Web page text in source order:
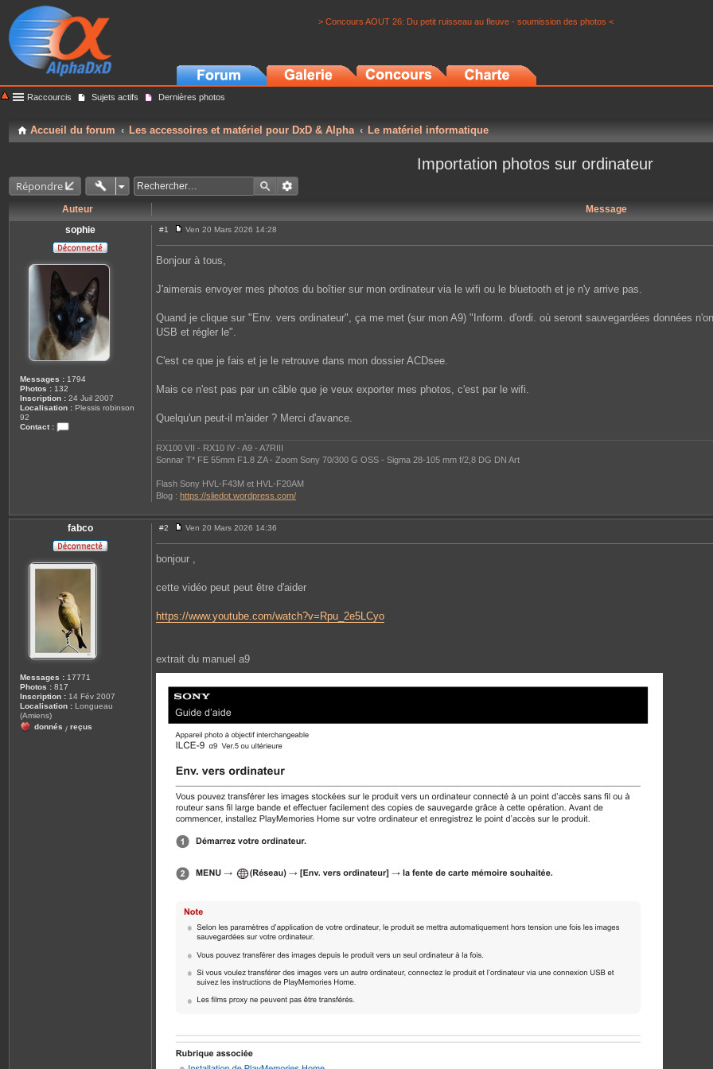
> Concours AOUT 26: Du petit ruisseau au fleuve - soumission des photos <
Raccourcis Sujets actifs Dernières photos
Accueil du forum Les accessoires et matériel pour DxD & Alpha Le matériel informatique
Importation photos sur ordinateur
Répondre
Auteur
Message
sophie
Messages : 1794
Photos : 132
Inscription : 24 Juil 2007
Localisation : Plessis robinson
92
Contact :
r
s
o
p
h
i
e
#1
e
s
e
Ven 20 Mars 2026 14:28
Bonjour à tous,
J'aimerais envoyer mes photos du boîtier sur mon ordinateur via le wifi ou le bluetooth et je n'y arrive pas.
Quand je clique sur "Env. vers ordinateur", ça me met (sur mon A9) "Inform. d'ordi. où seront sauvegardées données
USB et régler le".
C'est ce que je fais et je le retrouve dans mon dossier ACDsee.
Mais ce n'est pas par un câble que je veux exporter mes photos, c'est par le wifi.
Quelqu'un peut-il m'aider ? Merci d'avance.
RX100 VII - RX10 IV - A9 - A7RIII
Sonnar T* FE 55mm F1.8 ZA - Zoom Sony 70/300 G OSS - Sigma 28-105 mm f/2,8 DG DN Art
Flash Sony HVL-F43M et HVL-F20AM
Blog : https://sliedot.wordpress.com/
fabco
Messages : 17771
Photos : 817
Inscription : 14 Fév 2007
Localisation : Longueau
(Amiens)
donnés / reçus
#2
e
s
e
Ven 20 Mars 2026 14:36
bonjour ,
cette vidéo peut peut être d'aider
https://www.youtube.com/watch?v=Rpu_2e5LCyo
extrait du manuel a9